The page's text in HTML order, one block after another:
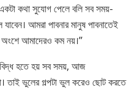
কথা সুযোগ পেলে বলি সব সময়-
আমরা পাবনার মানুষ পাবনাতেই
আমাদেরও কম নয়।”
হতে হয় সব সময়, আজ
তাই ভুলের গল্পটা ভুল করেও ছোট করতে